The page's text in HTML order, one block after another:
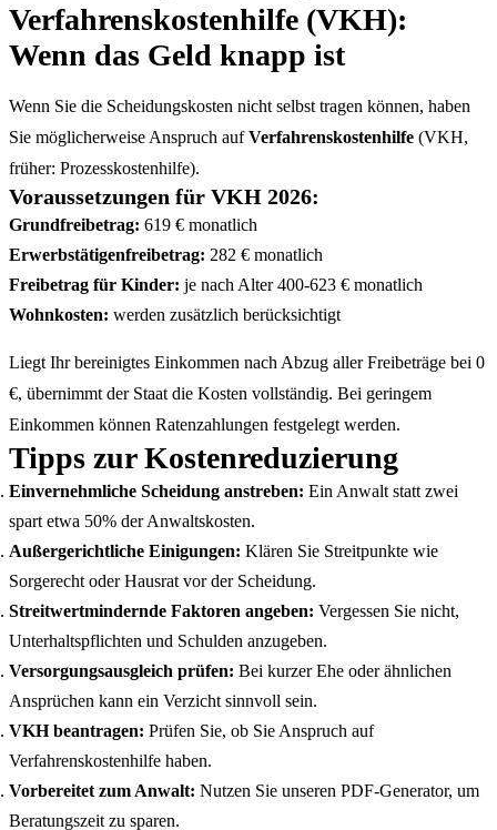
Verfahrenskostenhilfe (VKH):
Wenn das Geld knapp ist
Wenn Sie die Scheidungskosten nicht selbst tragen können, haben
Sie möglicherweise Anspruch aufVerfahrenskostenhilfe (VKH,
früher: Prozesskostenhilfe).
Voraussetzungen für VKH 2026:
Grundfreibetrag: 619 € monatlich
Erwerbstätigenfreibetrag: 282 € monatlich
Freibetrag für Kinder: je nach Alter 400-623 € monatlich
Wohnkosten: werden zusätzlich berücksichtigt
Liegt Ihr bereinigtes Einkommen nach Abzug aller Freibeträge bei 0
€, übernimmt der Staat die Kosten vollständig. Bei geringem
Einkommen können Ratenzahlungen festgelegt werden.
Tipps zur Kostenreduzierung
Einvernehmliche Scheidung anstreben: Ein Anwalt statt zwei
spart etwa 50% der Anwaltskosten.
Außergerichtliche Einigungen: Klären Sie Streitpunkte wie
Sorgerecht oder Hausrat vor der Scheidung.
Streitwertmindernde Faktoren angeben: Vergessen Sie nicht,
Unterhaltspflichten und Schulden anzugeben.
Versorgungsausgleich prüfen: Bei kurzer Ehe oder ähnlichen
Ansprüchen kann ein Verzicht sinnvoll sein.
VKH beantragen: Prüfen Sie, ob Sie Anspruch auf
Verfahrenskostenhilfe haben.
Vorbereitet zum Anwalt: Nutzen Sie unseren PDF-Generator, um
Beratungszeit zu sparen.